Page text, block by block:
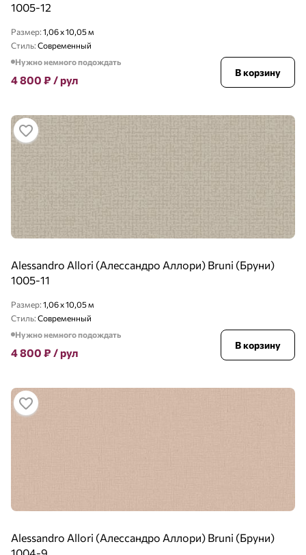
1005-12
Размер: 1,06 x 10,05 м
Стиль: Современный
Нужно немного подождать
4 800 ₽ / рул
В корзину
Alessandro Allori (Алессандро Аллори) Bruni (Бруни)
1005-11
Размер: 1,06 x 10,05 м
Стиль: Современный
Нужно немного подождать
4 800 ₽ / рул
В корзину
Alessandro Allori (Алессандро Аллори) Bruni (Бруни)